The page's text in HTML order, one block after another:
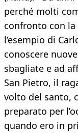
perché molti
confronto con la
l’esempio di
conoscere
sbagliate e ad
San Pietro, il
volto del santo,
preparato per
quando ero in